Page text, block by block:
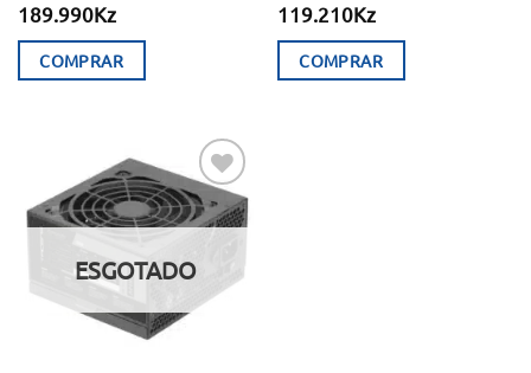
189.990Kz
COMPRAR
119.210Kz
COMPRAR
Adicionar
aos meus
ESGOTADO